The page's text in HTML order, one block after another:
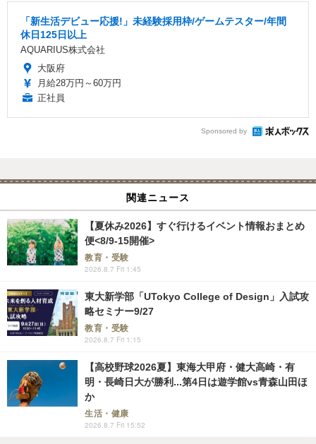
「新生活デビュー応援!」未経験採用枠/ゲームテスター/年間
休日125日以上
AQUARIUS株式会社
大阪府
月給28万円～60万円
正社員
Sponsored by
関連ニュース
【夏休み2026】すぐ行けるイベント情報おまとめ
便<8/9-15開催>
教育・受験
2026.8.7 Fri 1:45
東大新学部「UTokyo College of Design」入試攻
略セミナー9/27
教育・受験
2026.8.7 Fri 1:15
【高校野球2026夏】東海大甲府・健大高崎・有
明・長崎日大が勝利...第4日は遊学館vs青森山田ほ
か
生活・健康
2026.8.7 Fri 15:52